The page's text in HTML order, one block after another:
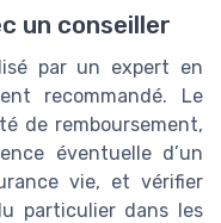
un conseiller
par un expert en
recommandé. Le
de remboursement,
éventuelle d’un
vie, et vérifier
particulier dans les